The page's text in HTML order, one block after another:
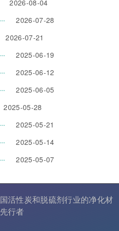
2026-08-04
2026-07-28
2026-07-21
2025-06-19
2025-06-12
2025-06-05
05-28
2025-05-21
2025-05-14
2025-05-07
活性炭和脱硫剂行业的净化材
先行者